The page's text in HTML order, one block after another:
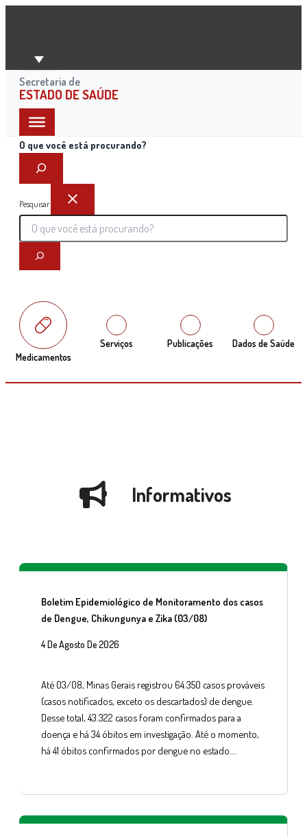
Ir
conteúdo
Secretaria de
ESTADO DE SAÚDE
O que você está procurando?
Pesquisar
Medicamentos
Serviços Publicações Dados de Saúde
Informativos
Boletim Epidemiológico de Monitoramento dos casos
de Dengue, Chikungunya e Zika (03/08)
4 De Agosto De 2026
Até 03/08, Minas Gerais registrou 64.350 casos prováveis
(casos notificados, exceto os descartados) de dengue.
Desse total, 43.322 casos foram confirmados para a
doença e há 34 óbitos em investigação. Até o momento,
há 41 óbitos confirmados por dengue no estado….